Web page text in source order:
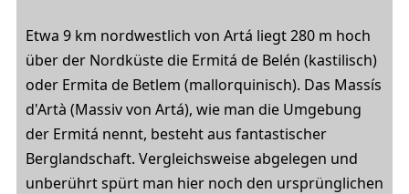
Etwa 9 km nordwestlich von Artá liegt 280 m hoch
über der Nordküste die Ermitá de Belén (kastilisch)
oder Ermita de Betlem (mallorquinisch). Das Massís
d'Artà (Massiv von Artá), wie man die Umgebung
der Ermitá nennt, besteht aus fantastischer
Berglandschaft. Vergleichsweise abgelegen und
unberührt spürt man hier noch den ursprünglichen